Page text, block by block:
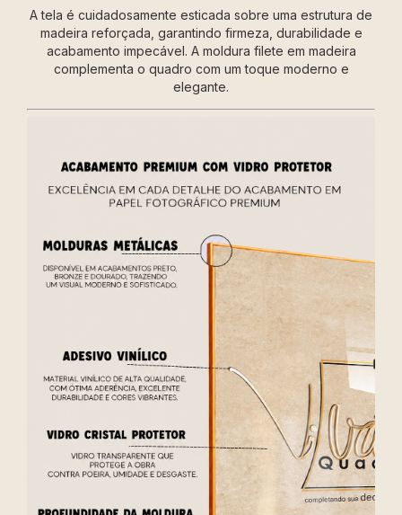
A tela é cuidadosamente esticada sobre uma estrutura de
madeira reforçada, garantindo firmeza, durabilidade e
acabamento impecável. A moldura filete em madeira
complementa o quadro com um toque moderno e
elegante.